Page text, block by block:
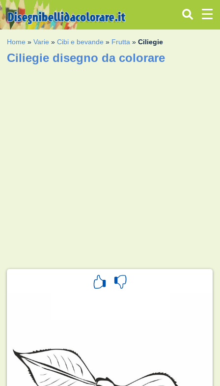
Home »Varie »Cibi e bevande » Frutta »Ciliegie
Ciliegie disegno da colorare